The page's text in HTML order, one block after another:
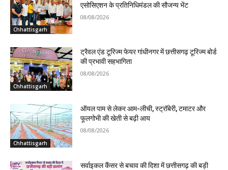
Chhattisgarh
एसोसिएशन के प्रतिनिधिमंडल की सौजन्य भेंट
08/08/2026
Chhattisgarh
ट्रैवल एंड टूरिज्म फेयर गांधीनगर में छत्तीसगढ़ टूरिज्म बोर्ड
की प्रभावी सहभागिता
08/08/2026
Chhattisgarh
ऑयल पाम से लेकर आम-लीची, स्ट्रॉबेरी, टमाटर और
फूलगोभी की खेती से बढ़ी आय
08/08/2026
सर्वाइकल कैंसर से बचाव की दिशा में छत्तीसगढ़ की बड़ी